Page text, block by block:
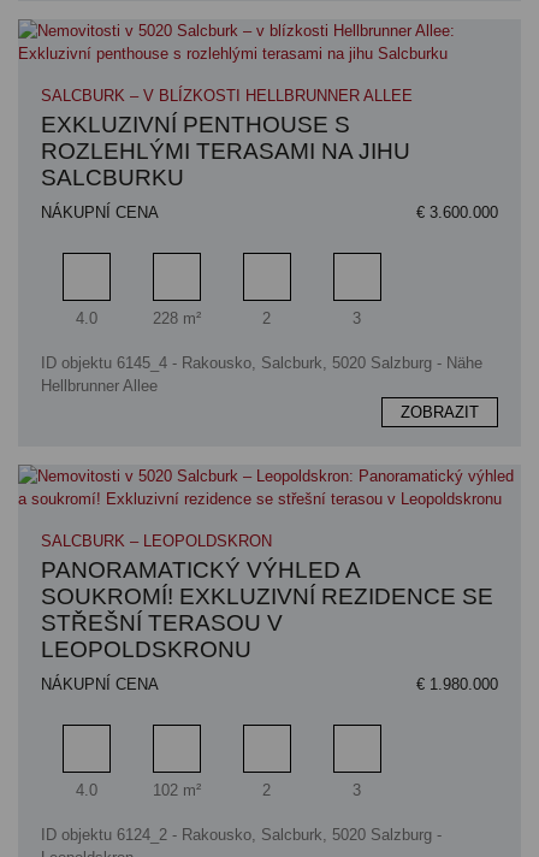
SALCBURK – V BLÍZKOSTI HELLBRUNNER ALLEE
EXKLUZIVNÍ PENTHOUSE S
ROZLEHLÝMI TERASAMI NA JIHU
SALCBURKU
NÁKUPNÍ CENA € 3.600.000
Pokoj
4.0
Obytný prostor
228 m²
Koupelna
2
Ložnice
3
ID objektu 6145_4 - Rakousko, Salcburk, 5020 Salzburg - Nähe
Hellbrunner Allee
ZOBRAZIT
SALCBURK – LEOPOLDSKRON
PANORAMATICKÝ VÝHLED A
SOUKROMÍ! EXKLUZIVNÍ REZIDENCE SE
STŘEŠNÍ TERASOU V
LEOPOLDSKRONU
NÁKUPNÍ CENA € 1.980.000
Pokoj
4.0
Obytný prostor
102 m²
Koupelna
2
Ložnice
3
ID objektu 6124_2 - Rakousko, Salcburk, 5020 Salzburg -